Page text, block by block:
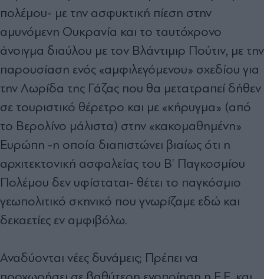
πολέμου- με την ασφυκτική πίεση στην
αμυνόμενη Ουκρανία και το ταυτόχρονο
άνοιγμα διαύλου με τον Βλάντιμιρ Πούτιν, με την
παρουσίαση ενός «αμφιλεγόμενου» σχεδίου για
την Λωρίδα της Γάζας που θα μετατραπεί δήθεν
σε τουριστικό θέρετρο και με «κήρυγμα» (από
το Βερολίνο μάλιστα) στην «κακομαθημένη»
Ευρώπη -η οποία διαπιστώνει βιαίως ότι η
αρχιτεκτονική ασφαλείας του Β’ Παγκοσμίου
Πολέμου δεν υφίσταται- θέτει το παγκόσμιο
γεωπολιτικό σκηνικό που γνωρίζαμε εδώ και
δεκαετίες εν αμφιβόλω.
Αναδύονται νέες δυνάμεις; Πρέπει να